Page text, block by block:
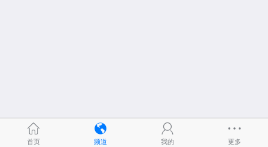
首页 频道 我的 更多